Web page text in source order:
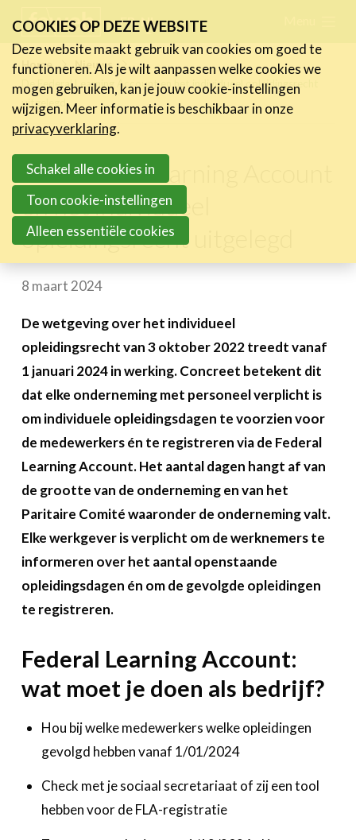
links
Jump
to
navigation
to
main
content
FR NL
Home
Nieuws
De Federal Learning Account en het individueel opleidingsrecht
uitgelegd
De Federal Learning Account
en het individueel
opleidingsrecht uitgelegd
8 maart 2024
De wetgeving over het individueel
opleidingsrecht van 3 oktober 2022 treedt vanaf
1 januari 2024 in werking. Concreet betekent dit
dat elke onderneming met personeel verplicht is
om individuele opleidingsdagen te voorzien voor
de medewerkers én te registreren via de Federal
Learning Account. Het aantal dagen hangt af van
de grootte van de onderneming en van het
Paritaire Comité waaronder de onderneming valt.
Elke werkgever is verplicht om de werknemers te
informeren over het aantal openstaande
opleidingsdagen én om de gevolgde opleidingen
te registreren.
Federal Learning Account:
wat moet je doen als bedrijf?
Hou bij welke medewerkers welke opleidingen
gevolgd hebben vanaf 1/01/2024
Check met je sociaal secretariaat of zij een tool
hebben voor de FLA-registratie
Nieuws
Nieuwsberichten
FeWeb Videos
Jobs in de sector
Activiteiten
Cases
Over FeWeb
Lid worden Account
Zoeken
COOKIES OP DEZE WEBSITE
Deze website maakt gebruik van cookies om goed te
functioneren. Als je wilt aanpassen welke cookies we
mogen gebruiken, kan je jouw cookie-instellingen
wijzigen. Meer informatie is beschikbaar in onze
privacyverklaring.
Schakel alle cookies in
Toon cookie-instellingen
Alleen essentiële cookies